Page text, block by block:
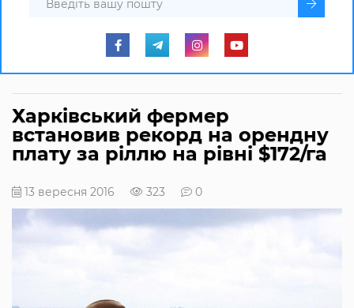
Харківський фермер
встановив рекорд на орендну
плату за ріллю на рівні $172/га
13 вересня 2016 323 0